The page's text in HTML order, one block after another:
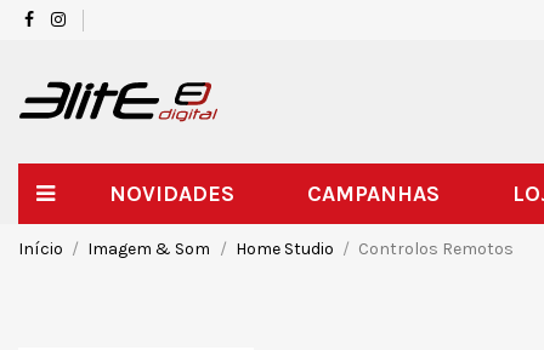
NOVIDADES CAMPANHAS
Início Imagem & Som Home Studio Controlos Remotos